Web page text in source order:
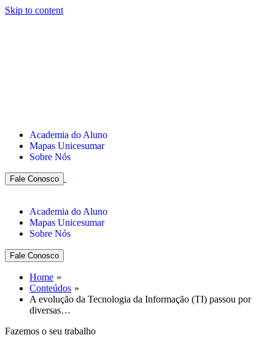
Skip to content
Academia do Aluno
Mapas Unicesumar
Sobre Nós
Fale Conosco
Academia do Aluno
Mapas Unicesumar
Sobre Nós
Fale Conosco
Home
Conteúdos
A evolução da Tecnologia da Informação (TI) passou por
diversas…
Fazemos o seu trabalho